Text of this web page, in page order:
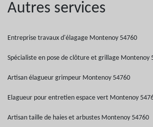
Autres services
Entreprise travaux d'élagage Montenoy 54760
Spécialiste en pose de clôture et grillage Montenoy
Artisan élagueur grimpeur Montenoy 54760
Elagueur pour entretien espace vert Montenoy
Artisan taille de haies et arbustes Montenoy 54760